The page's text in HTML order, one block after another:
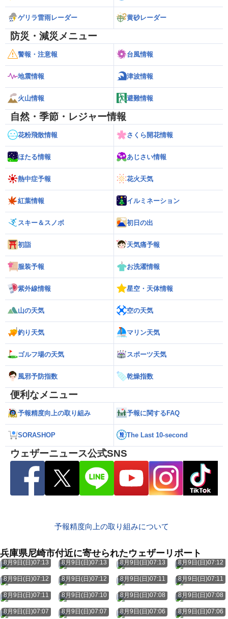
ゲリラ雷雨レーダー 黄砂レーダー
防災・減災メニュー
警報・注意報 台風情報
地震情報 津波情報
火山情報 避難情報
自然・季節・レジャー情報
花粉飛散情報 さくら開花情報
ほたる情報 あじさい情報
熱中症予報 花火天気
紅葉情報 イルミネーション
スキー＆スノボ 初日の出
初詣 天気痛予報
服装予報 お洗濯情報
紫外線情報 星空・天体情報
山の天気 空の天気
釣り天気 マリン天気
ゴルフ場の天気 スポーツ天気
風邪予防指数 乾燥指数
便利なメニュー
予報精度向上の取り組み 予報に関するFAQ
SORASHOP The Last 10-second
ウェザーニュース公式SNS
予報精度向上の取り組みについて
兵庫県尼崎市付近に寄せられたウェザーリポート
8月9日(日)07:13 8月9日(日)07:13 8月9日(日)07:13 8月9日(日)07:12
8月9日(日)07:12 8月9日(日)07:12 8月9日(日)07:11 8月9日(日)07:11
8月9日(日)07:11 8月9日(日)07:10 8月9日(日)07:08 8月9日(日)07:08
8月9日(日)07:07 8月9日(日)07:07 8月9日(日)07:06 8月9日(日)07:06